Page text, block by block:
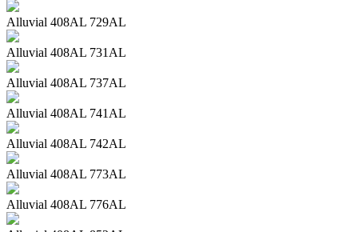
Alluvial 408AL 729AL
Alluvial 408AL 731AL
Alluvial 408AL 737AL
Alluvial 408AL 741AL
Alluvial 408AL 742AL
Alluvial 408AL 773AL
Alluvial 408AL 776AL